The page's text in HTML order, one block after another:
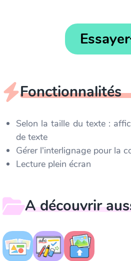
Essayer
Fonctionnalités
Selon la taille du texte :
de texte
Gérer l'interlignage pour la
Lecture plein écran
A découvrir